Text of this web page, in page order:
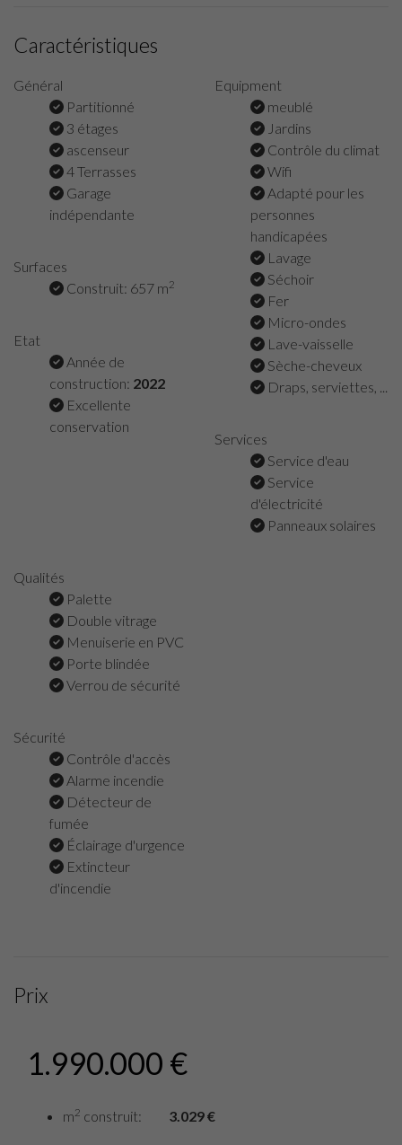
Caractéristiques
Général
Partitionné
3 étages
ascenseur
4 Terrasses
Garage
indépendante
Surfaces
Construit: 657 m2
Etat
Année de
construction: 2022
Excellente
conservation
Equipment
meublé
Jardins
Contrôle du climat
Wifi
Adapté pour les
personnes
handicapées
Lavage
Séchoir
Fer
Micro-ondes
Lave-vaisselle
Sèche-cheveux
Draps, serviettes, ...
Services
Service d'eau
Service
d'électricité
Panneaux solaires
Qualités
Palette
Double vitrage
Menuiserie en PVC
Porte blindée
Verrou de sécurité
Sécurité
Contrôle d'accès
Alarme incendie
Détecteur de
fumée
Éclairage d'urgence
Extincteur
d'incendie
Prix
1.990.000 €
m2 construit: 3.029 €